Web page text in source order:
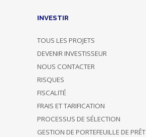
INVESTIR
TOUS LES PROJETS
DEVENIR INVESTISSEUR
NOUS CONTACTER
RISQUES
FISCALITÉ
FRAIS ET TARIFICATION
PROCESSUS DE SÉLECTION
GESTION DE PORTEFEUILLE DE PRÊT